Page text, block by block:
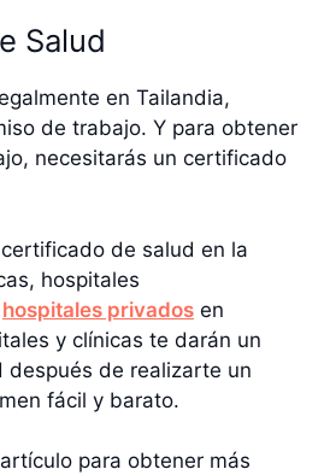
Salud
en Tailandia,
de trabajo. Y para obtener
necesitarás un certificado
de salud en la
hospitales
hospitales privados en
y clínicas te darán un
de realizarte un
fácil y barato.
para obtener más